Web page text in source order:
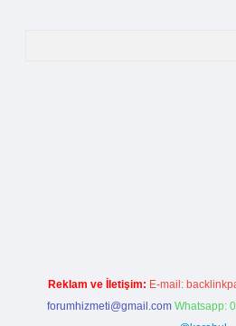
Reklam ve İletişim: E-mail:
forumhizmeti@gmail.com Whatsapp: